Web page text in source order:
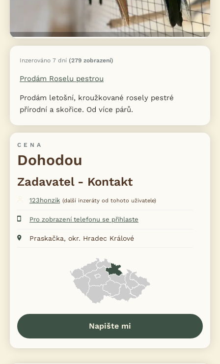
Inzerováno 7 dní (279 zobrazení)
Prodám Roselu pestrou
Prodám letošní, kroužkované rosely pestré
přírodní a skořice. Od více párů.
CENA
Dohodou
Zadavatel - Kontakt
123honzik (další inzeráty od tohoto uživatele)
Pro zobrazení telefonu se přihlaste
Praskačka, okr. Hradec Králové
Napište mi